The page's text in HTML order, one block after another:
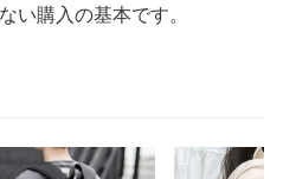
い購入の基本です。